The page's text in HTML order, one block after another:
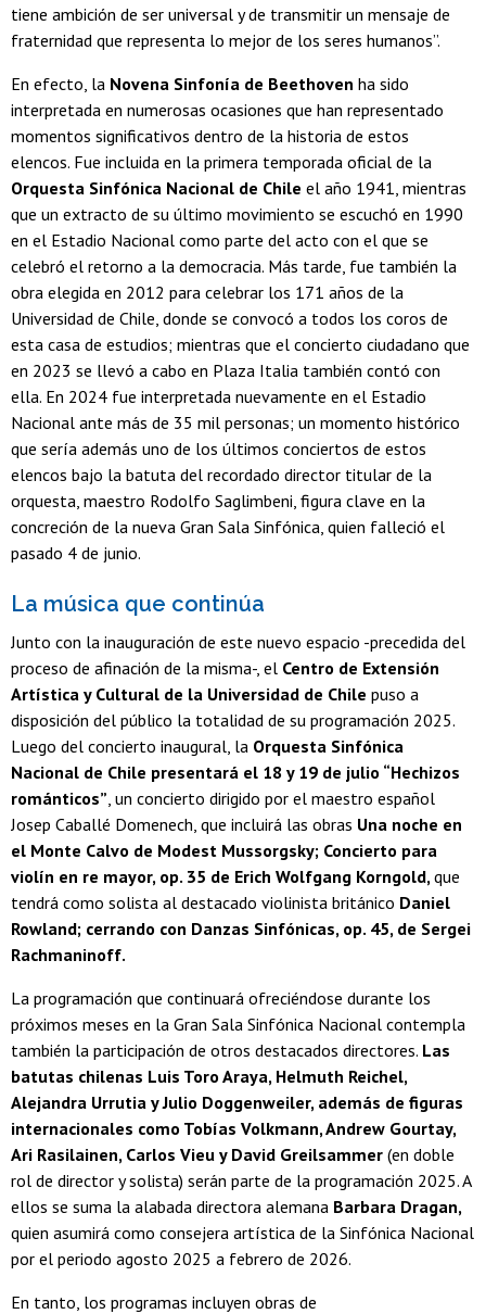
tiene ambición de ser universal y de transmitir un mensaje de
fraternidad que representa lo mejor de los seres humanos”.
En efecto, la Novena Sinfonía de Beethoven ha sido
interpretada en numerosas ocasiones que han representado
momentos significativos dentro de la historia de estos
elencos. Fue incluida en la primera temporada oficial de la
Orquesta Sinfónica Nacional de Chile el año 1941, mientras
que un extracto de su último movimiento se escuchó en 1990
en el Estadio Nacional como parte del acto con el que se
celebró el retorno a la democracia. Más tarde, fue también la
obra elegida en 2012 para celebrar los 171 años de la
Universidad de Chile, donde se convocó a todos los coros de
esta casa de estudios; mientras que el concierto ciudadano que
en 2023 se llevó a cabo en Plaza Italia también contó con
ella. En 2024 fue interpretada nuevamente en el Estadio
Nacional ante más de 35 mil personas; un momento histórico
que sería además uno de los últimos conciertos de estos
elencos bajo la batuta del recordado director titular de la
orquesta, maestro Rodolfo Saglimbeni, figura clave en la
concreción de la nueva Gran Sala Sinfónica, quien falleció el
pasado 4 de junio.
La música que continúa
Junto con la inauguración de este nuevo espacio -precedida del
proceso de afinación de la misma-, el Centro de Extensión
Artística y Cultural de la Universidad de Chile puso a
disposición del público la totalidad de su programación 2025.
Luego del concierto inaugural, la Orquesta Sinfónica
Nacional de Chile presentará el 18 y 19 de julio “Hechizos
románticos” , un concierto dirigido por el maestro español
Josep Caballé Domenech, que incluirá las obras Una noche en
el Monte Calvo de Modest Mussorgsky; Concierto para
violín en re mayor, op. 35 de Erich Wolfgang Korngold, que
tendrá como solista al destacado violinista británico Daniel
Rowland; cerrando con Danzas Sinfónicas, op. 45, de Sergei
Rachmaninoff.
La programación que continuará ofreciéndose durante los
próximos meses en la Gran Sala Sinfónica Nacional contempla
también la participación de otros destacados directores. Las
batutas chilenas Luis Toro Araya, Helmuth Reichel,
Alejandra Urrutia y Julio Doggenweiler, además de figuras
internacionales como Tobías Volkmann, Andrew Gourtay,
Ari Rasilainen, Carlos Vieu y David Greilsammer (en doble
rol de director y solista) serán parte de la programación 2025. A
ellos se suma la alabada directora alemana Barbara Dragan,
quien asumirá como consejera artística de la Sinfónica Nacional
por el periodo agosto 2025 a febrero de 2026.
En tanto, los programas incluyen obras de